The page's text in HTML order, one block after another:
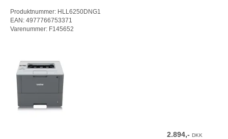
Produktnummer: HLL6250DNG1
EAN: 4977766753371
Varenummer: F145652
2.894,-DKK